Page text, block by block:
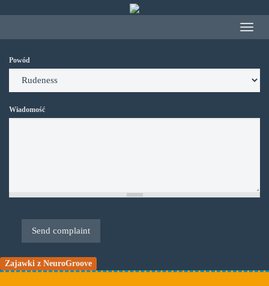
treści
Toggle
Powód
Wiadomość
Send complaint
Zajawki z NeuroGroove